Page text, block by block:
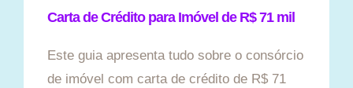
Carta de Crédito para Imóvel de R$ 71 mil
Este guia apresenta tudo sobre o consórcio
de imóvel com carta de crédito de R$ 71